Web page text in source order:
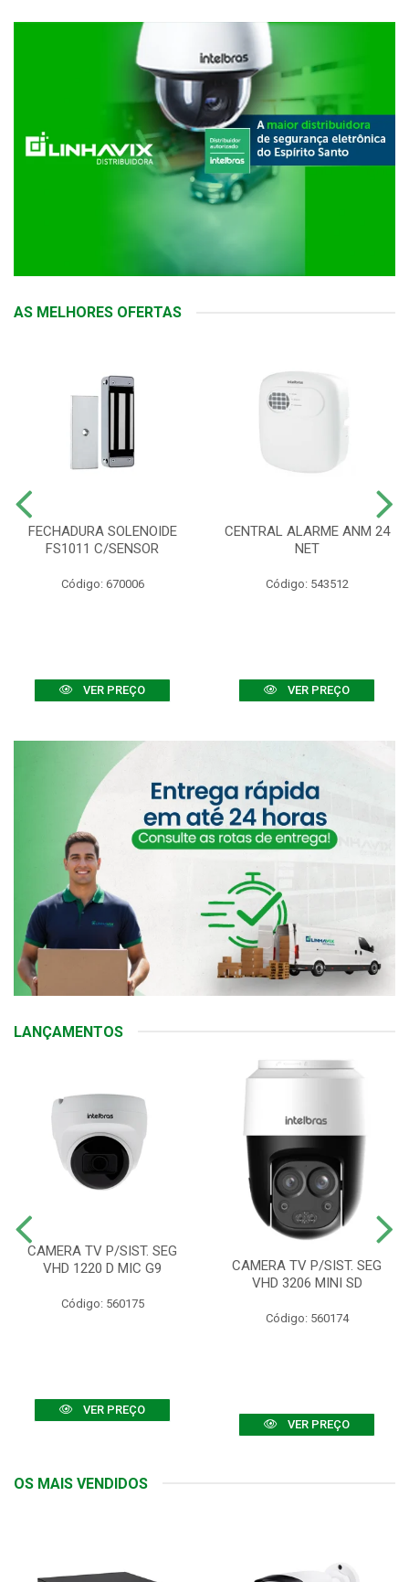
AS MELHORES OFERTAS
FECHADURA SOLENOIDE
FS1011 C/SENSOR
Código: 670006
VER PREÇO
CENTRAL ALARME ANM 24
NET
Código: 543512
VER PREÇO
LANÇAMENTOS
CAMERA TV P/SIST. SEG
VHD 1220 D MIC G9
Código: 560175
VER PREÇO
CAMERA TV P/SIST. SEG
VHD 3206 MINI SD
Código: 560174
VER PREÇO
OS MAIS VENDIDOS